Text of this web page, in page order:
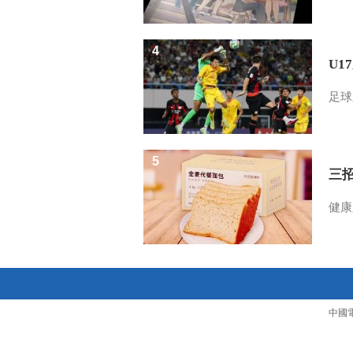
足
4
三
健
5
中國